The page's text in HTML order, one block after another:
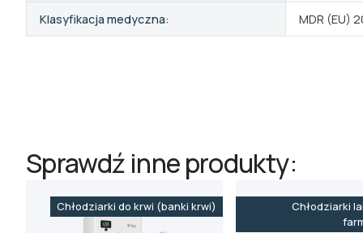
Klasyfikacja medyczna: MDR (EU)
Sprawdź inne produkty:
Chłodziarki do krwi (banki krwi)
Chłodziarki